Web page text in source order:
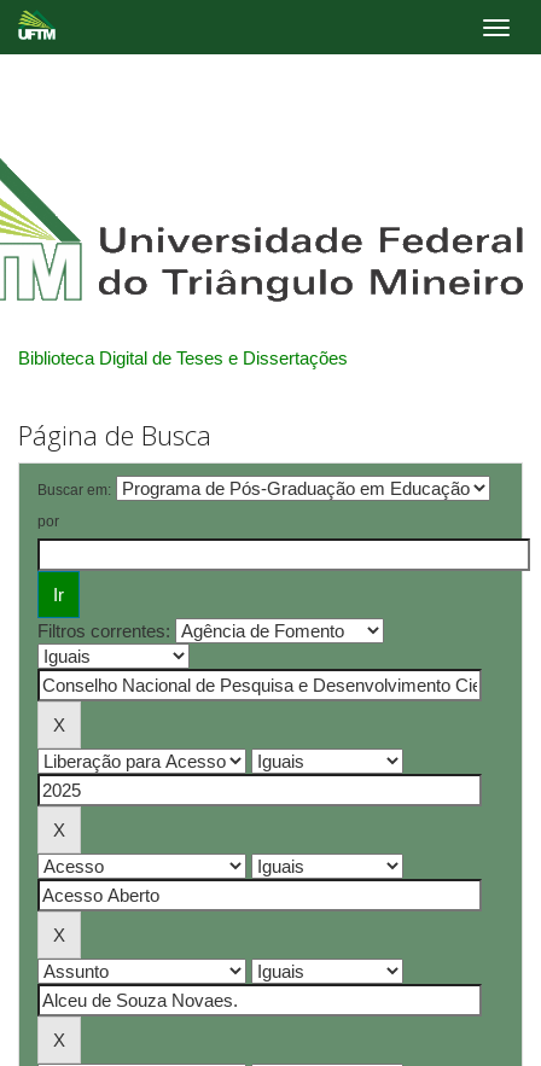
Biblioteca Digital de Teses e Dissertações
Página de Busca
Buscar em:
por
Filtros correntes: